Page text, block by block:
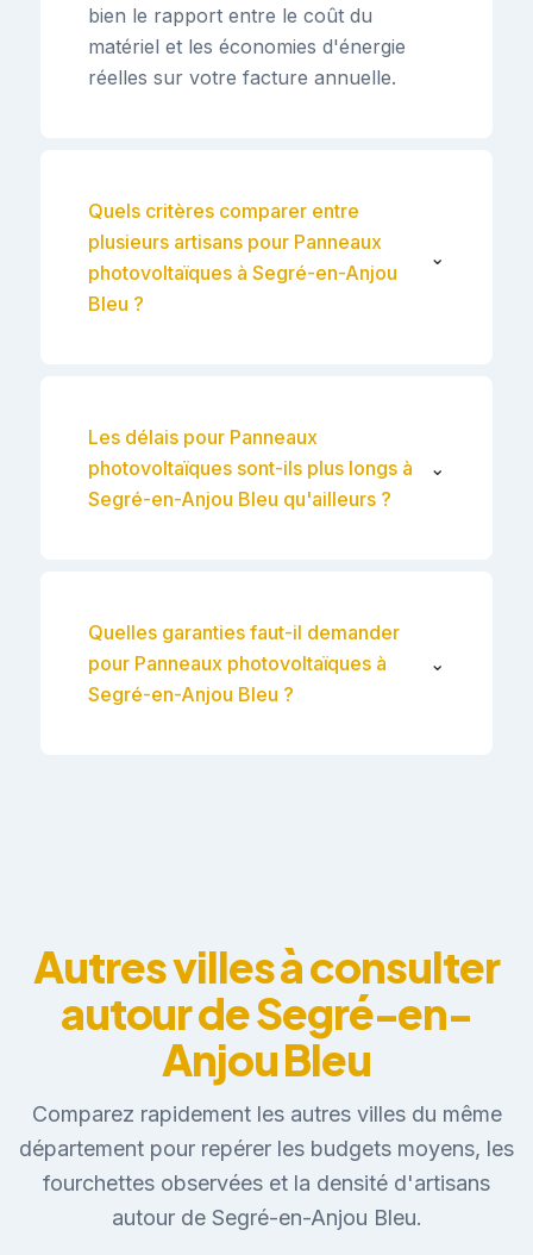
bien le rapport entre le coût du
matériel et les économies d'énergie
réelles sur votre facture annuelle.
Quels critères comparer entre
plusieurs artisans pour Panneaux
photovoltaïques à Segré-en-Anjou
Bleu ?
⌄
Les délais pour Panneaux
photovoltaïques sont-ils plus longs à
Segré-en-Anjou Bleu qu'ailleurs ?
⌄
Quelles garanties faut-il demander
pour Panneaux photovoltaïques à
Segré-en-Anjou Bleu ?
⌄
Autres villes à consulter
autour de Segré-en-
Anjou Bleu
Comparez rapidement les autres villes du même
département pour repérer les budgets moyens, les
fourchettes observées et la densité d'artisans
autour de Segré-en-Anjou Bleu.